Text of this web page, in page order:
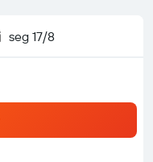
seg 17/8